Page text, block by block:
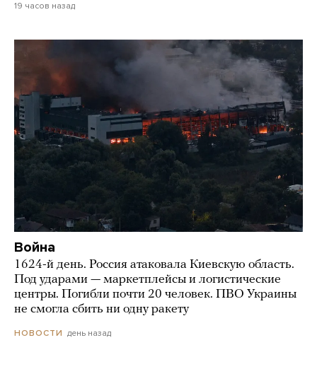
19 часов назад
Война
1624-й день. Россия атаковала Киевскую область.
Под ударами — маркетплейсы и логистические
центры. Погибли почти 20 человек. ПВО Украины
не смогла сбить ни одну ракету
НОВОСТИ день назад